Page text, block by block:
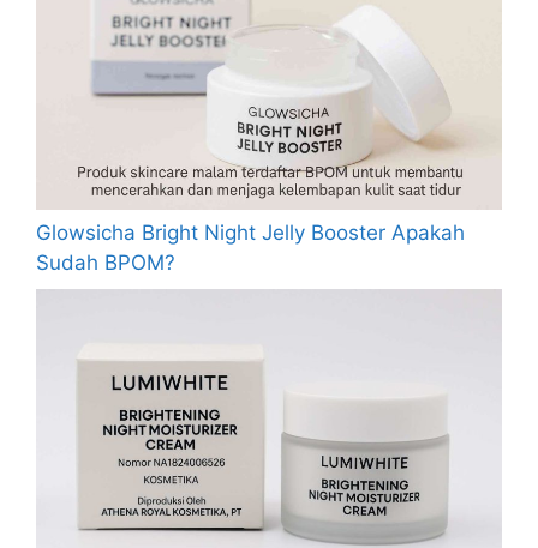
Glowsicha Bright Night Jelly Booster Apakah
Sudah BPOM?